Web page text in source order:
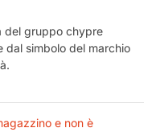
del gruppo chypre
dal simbolo del marchio
e non è